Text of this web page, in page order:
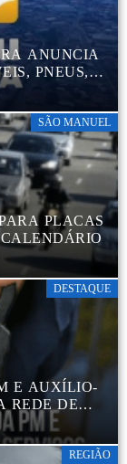
ANUNCIA
PNEUS,
USO
SÃO MANUEL
PLACAS
DESTAQUE
E AUXÍLIO-
REDE DE
DE SP
REGIÃO